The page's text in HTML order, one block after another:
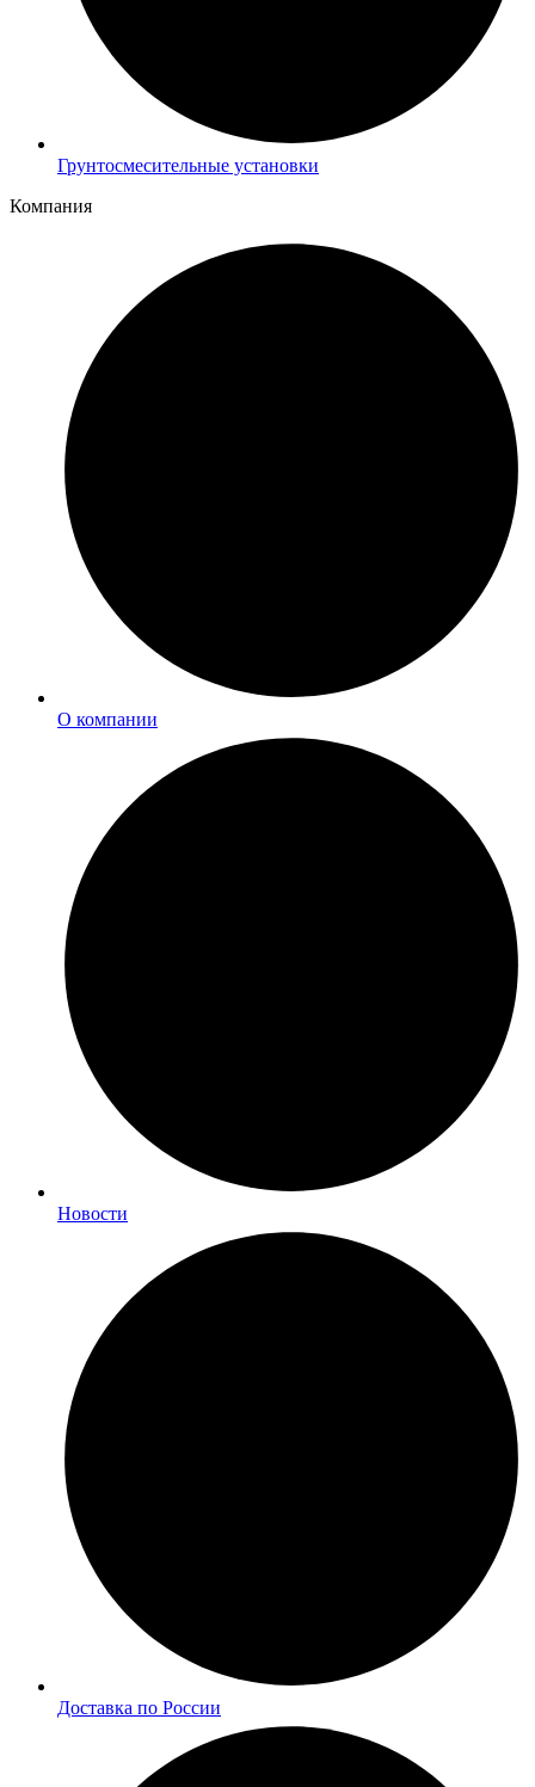
Грунтосмесительные установки
Компания
О компании
Новости
Доставка по России